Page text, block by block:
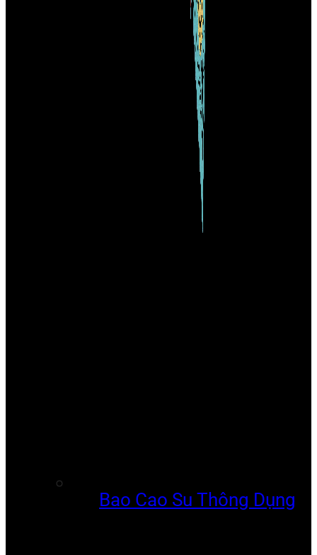
Bao Cao Su Thông Dụng